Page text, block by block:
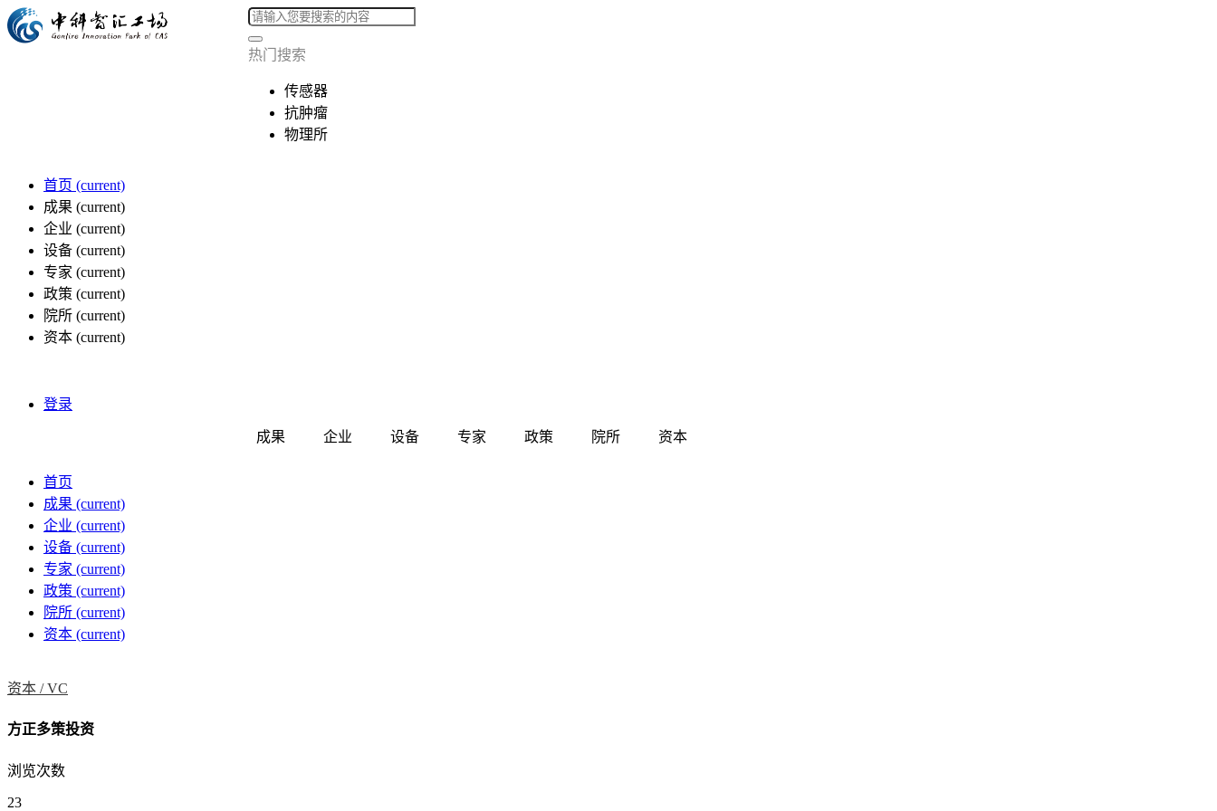
热门搜索
传感器
抗肿瘤
物理所
首页 (current)
成果 (current)
企业 (current)
设备 (current)
专家 (current)
政策 (current)
院所 (current)
资本 (current)
登录
成果 企业 设备 专家 政策 院所 资本
首页
成果 (current)
企业 (current)
设备 (current)
专家 (current)
政策 (current)
院所 (current)
资本 (current)
资本 /VC
方正多策投资
浏览次数
23